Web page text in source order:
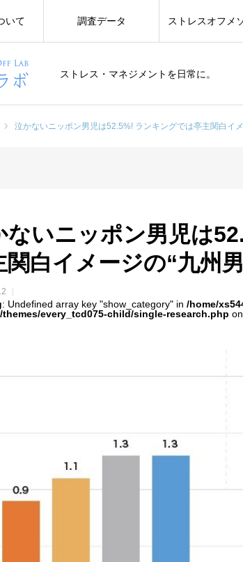
ストレス・マネジメントを日常に。
いて 調査データ ストレスオフメ
泣かないニッポン男児は52.5%! ランキングでは亭主関白イ
ないニッポン男児は
関白イメージの“九州
: Undefined array key "show_category" in /home/
every_tcd075-child/single-research.php